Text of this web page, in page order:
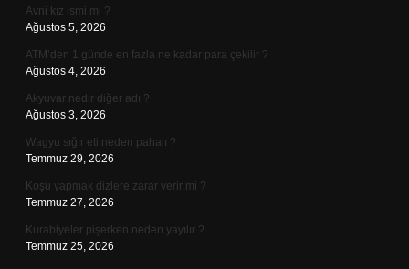
Avni kız ismi mi ?
Ağustos 5, 2026
ATM’den 1 günde en fazla ne kadar para çekilir ?
Ağustos 4, 2026
Akyuvar nedir diğer adı ?
Ağustos 3, 2026
Wagyu sığır eti neden pahalı ?
Temmuz 29, 2026
Koşu yapmak dizlere zarar verir mi ?
Temmuz 27, 2026
Kurabiyeler pişerken neden yayılır ?
Temmuz 25, 2026